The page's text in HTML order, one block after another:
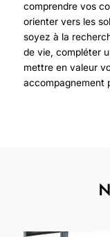
comprendre vos
orienter vers les
soyez à la
de vie, compléter
mettre en valeur
accompagnement